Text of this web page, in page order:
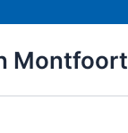
Montfoort